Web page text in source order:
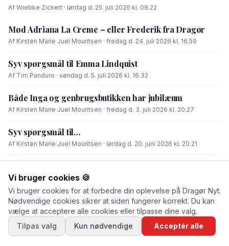
Af Wiebke Zickert · lørdag d. 25. juli 2026 kl. 08.22
Mød Adriana La Creme – eller Frederik fra Dragør
Af Kirsten Marie Juel Mouritsen · fredag d. 24. juli 2026 kl. 16.59
Syv spørgsmål til Emma Lindquist
Af Tim Panduro · søndag d. 5. juli 2026 kl. 16.32
Både Inga og genbrugsbutikken har jubilæum
Af Kirsten Marie Juel Mouritsen · fredag d. 3. juli 2026 kl. 20.27
Syv spørgsmål til…
Af Kirsten Marie Juel Mouritsen · lørdag d. 20. juni 2026 kl. 20.21
Af Tim Panduro · søndag d. 14. juni 2026 kl. 20.22
Vi bruger cookies 🍪
Vi bruger cookies for at forbedre din oplevelse på Dragør Nyt.
Nødvendige cookies sikrer at siden fungerer korrekt. Du kan
vælge at acceptere alle cookies eller tilpasse dine valg.
Tilpas valg
Kun nødvendige Acceptér alle